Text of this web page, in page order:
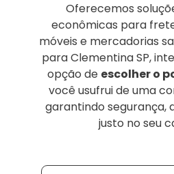
Oferecemos
econômicas para
móveis e mercadorias
para Clementina SP,
opção de escolher o
você usufrui de uma
garantindo segurança,
justo no seu